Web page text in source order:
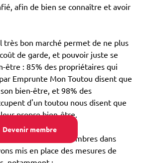
Devenir membre
afin de bien se connaître et avoir
très bon marché permet de ne plus
de garde, et pouvoir juste se
être : 85% des propriétaires qui
Emprunte Mon Toutou disent que
bien-être, et 98% des
d'un toutou nous disent que
propre bien-être.
de milliers de membres dans
mis en place des mesures de